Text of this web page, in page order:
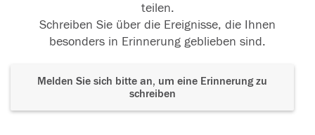
teilen.
Schreiben Sie über die Ereignisse, die Ihnen
besonders in Erinnerung geblieben sind.
Melden Sie sich bitte an, um eine Erinnerung zu
schreiben